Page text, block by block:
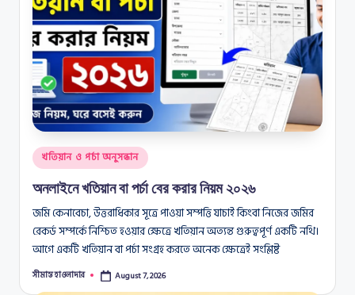
Posted
in
খতিয়ান ও পর্চা অনুসন্ধান
অনলাইনে খতিয়ান বা পর্চা বের করার নিয়ম ২০২৬
জমি কেনাবেচা, উত্তরাধিকার সূত্রে পাওয়া সম্পত্তি যাচাই কিংবা নিজের জমির
রেকর্ড সম্পর্কে নিশ্চিত হওয়ার ক্ষেত্রে খতিয়ান অত্যন্ত গুরুত্বপূর্ণ একটি নথি।
আগে একটি খতিয়ান বা পর্চা সংগ্রহ করতে অনেক ক্ষেত্রেই সংশ্লিষ্ট
Posted
সীমান্ত হাওলাদার August 7, 2026